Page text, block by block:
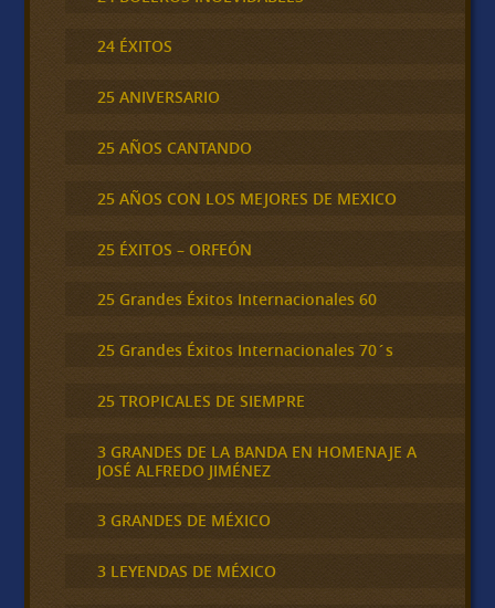
24 ÉXITOS
25 ANIVERSARIO
25 AÑOS CANTANDO
25 AÑOS CON LOS MEJORES DE MEXICO
25 ÉXITOS – ORFEÓN
25 Grandes Éxitos Internacionales 60
25 Grandes Éxitos Internacionales 70´s
25 TROPICALES DE SIEMPRE
3 GRANDES DE LA BANDA EN HOMENAJE A
JOSÉ ALFREDO JIMÉNEZ
3 GRANDES DE MÉXICO
3 LEYENDAS DE MÉXICO